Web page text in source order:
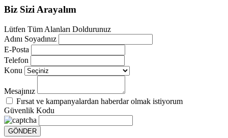
Biz Sizi Arayalım
Lütfen Tüm Alanları Doldurunuz
Adını Soyadınız
E-Posta
Telefon
Konu
Mesajınız
Fırsat ve kampanyalardan haberdar olmak istiyorum
Güvenlik Kodu
GÖNDER